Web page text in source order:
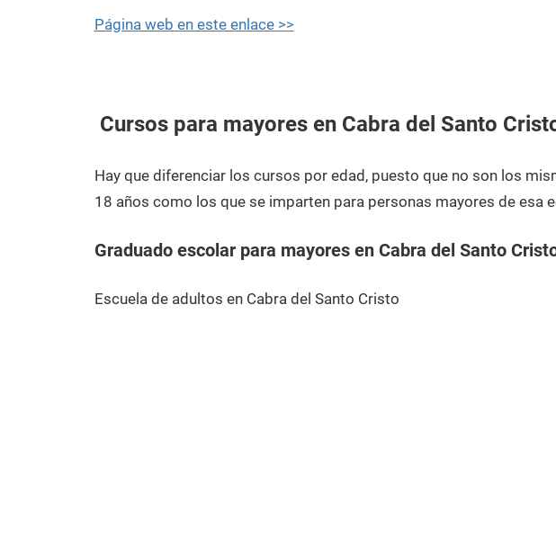
Página web en este enlace >>
Cursos para mayores en Cabra del Santo
Hay que diferenciar los cursos por edad, puesto que no son los
18 años como los que se imparten para personas mayores de esa
Graduado escolar para mayores en Cabra del Santo
Escuela de adultos en Cabra del Santo Cristo